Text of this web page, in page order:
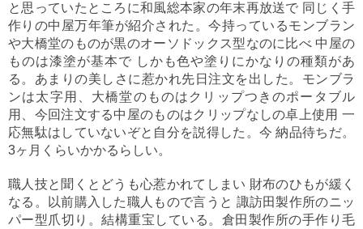
と思っていたところに和風総本家の年末再放送で 同じく手
作りの中屋万年筆が紹介された。今持っているモンブラン
や大橋堂のものが黒のオーソドックス型なのに比べ 中屋の
ものは漆塗が基本で しかも色や塗りにかなりの種類があ
る。あまりの美しさに惹かれ先日注文を出した。モンブラ
ンは太字用、大橋堂のものはクリップつきのポータブル
用、今回注文する中屋のものはクリップなしの卓上使用 一
応無駄はしていないぞと自分を説得した。今 納品待ちだ。
3ヶ月くらいかかるらしい。
職人技と聞くとどうも心惹かれてしまい 財布のひもが緩く
なる。以前購入した職人もので言うと 諏訪田製作所のニッ
パー型爪切り。結構重宝している。倉田製作所の手作り毛